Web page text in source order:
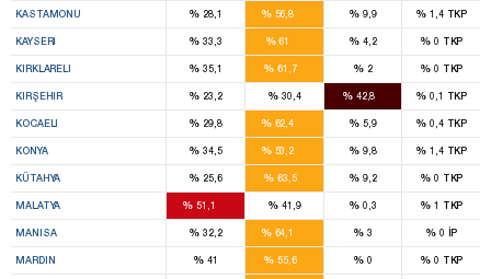
KASTAMONU % 28,1 %56,8 % 9,9 % 1,4 TKP
KAYSERI % 33,3 %61 % 4,2 %0 TKP
KIRKLARELI % 35,1 % 61,7 % 2 %0 TKP
KIRŞEHIR % 23,2 % 30,4 %42,8 % 0,1 TKP
KOCAELI % 29,8 %62,4 % 5,9 % 0,4 TKP
KONYA % 34,5 %53,2 % 9,8 % 1,4 TKP
KÜTAHYA % 25,6 % 63,5 % 9,2 %0 TKP
MALATYA % 51,1 % 41,9 % 0,3 %1 TKP
MANISA % 32,2 %64,1 % 3 %0 İP
MARDIN % 41 % 55,6 % 0 %0 TKP